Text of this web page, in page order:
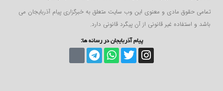
تمامی حقوق مادی و معنوی این وب سایت متعلق به خبرگزاری پیام آذربایجان می
باشد و استفاده غیر قانونی از آن پیگرد قانونی دارد.
پیام آذربایجان در رسانه ها: